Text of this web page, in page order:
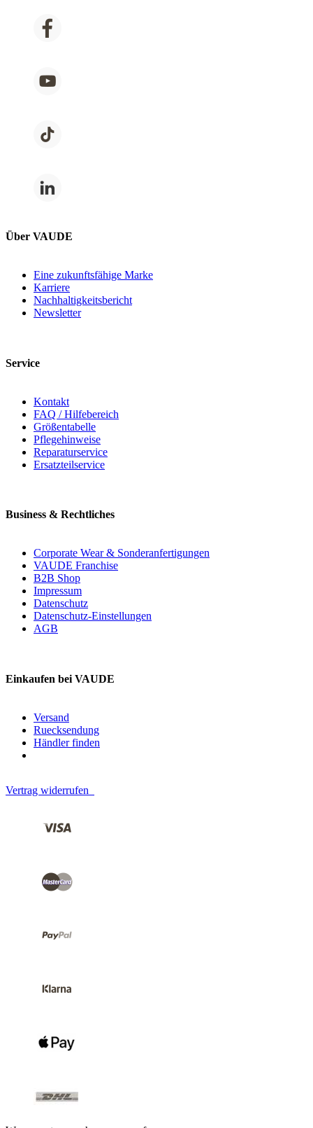
Über VAUDE
Eine zukunftsfähige Marke
Karriere
Nachhaltigkeitsbericht
Newsletter
Service
Kontakt
FAQ / Hilfebereich
Größentabelle
Pflegehinweise
Reparaturservice
Ersatzteilservice
Business & Rechtliches
Corporate Wear & Sonderanfertigungen
VAUDE Franchise
B2B Shop
Impressum
Datenschutz
Datenschutz-Einstellungen
AGB
Einkaufen bei VAUDE
Versand
Ruecksendung
Händler finden
Vertrag widerrufen